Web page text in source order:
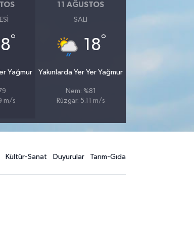
°
Yağmur
m/s
11 AĞUSTOS
SALI
18°
Yakınlarda Yer Yer Yağmur
Nem: %81
Rüzgar: 5.11 m/s
Kültür-Sanat Duyurular Tarım-Gıda